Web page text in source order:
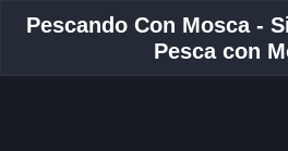
Pescando Con Mosca -
Pesca con